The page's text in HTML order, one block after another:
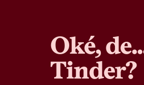
Oké,
Tinder?